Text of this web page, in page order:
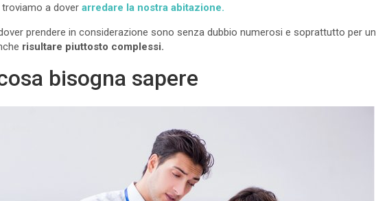
a dover arredare la nostra abitazione.
prendere in considerazione sono senza dubbio numerosi e soprattutto per un
risultare piuttosto complessi.
bisogna sapere